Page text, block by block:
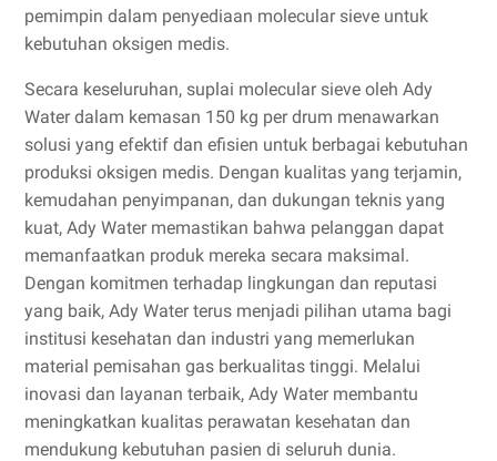
pemimpin dalam penyediaan molecular sieve untuk
kebutuhan oksigen medis.
Secara keseluruhan, suplai molecular sieve oleh Ady
Water dalam kemasan 150 kg per drum menawarkan
solusi yang efektif dan efisien untuk berbagai kebutuhan
produksi oksigen medis. Dengan kualitas yang terjamin,
kemudahan penyimpanan, dan dukungan teknis yang
kuat, Ady Water memastikan bahwa pelanggan dapat
memanfaatkan produk mereka secara maksimal.
Dengan komitmen terhadap lingkungan dan reputasi
yang baik, Ady Water terus menjadi pilihan utama bagi
institusi kesehatan dan industri yang memerlukan
material pemisahan gas berkualitas tinggi. Melalui
inovasi dan layanan terbaik, Ady Water membantu
meningkatkan kualitas perawatan kesehatan dan
mendukung kebutuhan pasien di seluruh dunia.